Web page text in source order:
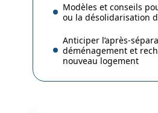
Modèles et conseils
ou la désolidarisation
Anticiper l’après-
déménagement et
nouveau logement